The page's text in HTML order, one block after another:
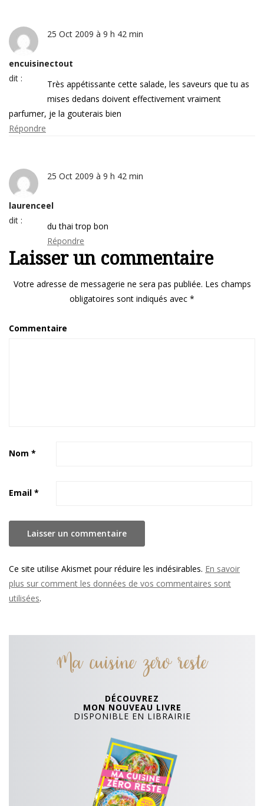
encuisinectout
dit :
25 Oct 2009 à 9 h 42 min
Très appétissante cette salade, les saveurs que tu as
mises dedans doivent effectivement vraiment
parfumer, je la gouterais bien
Répondre
laurenceel
dit :
25 Oct 2009 à 9 h 42 min
du thai trop bon
Répondre
Laisser un commentaire
Votre adresse de messagerie ne sera pas publiée. Les champs
obligatoires sont indiqués avec *
Commentaire
Nom *
Email *
Ce site utilise Akismet pour réduire les indésirables. En savoir
plus sur comment les données de vos commentaires sont
utilisées.
Ma cuisine zero reste
DÉCOUVREZ
MON NOUVEAU LIVRE
DISPONIBLE EN LIBRAIRIE